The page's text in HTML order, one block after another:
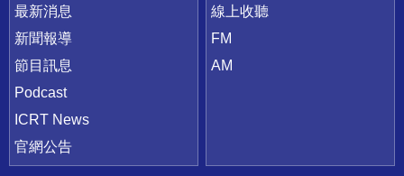
最新消息
新聞報導
節目訊息
Podcast
ICRT News
官網公告
線上收聽
FM
AM